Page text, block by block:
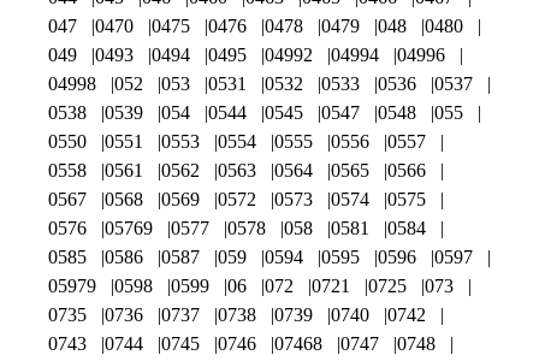
047
0470 0475 0476 0478 0479 048
0480
049
0493 0494 0495 04992 04994
04996
04998
052 053 0531 0532 0533 0536
0537
0538
0539 054 0544 0545 0547 0548
055
0550
0551 0553 0554 0555 0556
0557
0558
0561 0562 0563 0564 0565
0566
0567
0568 0569 0572 0573 0574
0575
0576
05769 0577 0578 058 0581
0584
0585
0586 0587 059 0594 0595 0596
0597
05979
0598 0599 06 072 0721 0725
073
0735
0736 0737 0738 0739 0740
0742
0743
0744 0745 0746 07468 0747
0748